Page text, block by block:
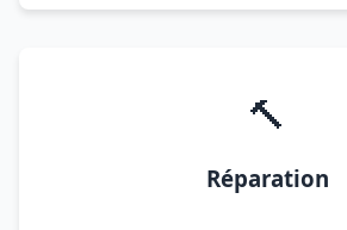
🔨
Réparation